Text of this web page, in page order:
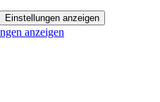
Einstellungen anzeigen
anzeigen